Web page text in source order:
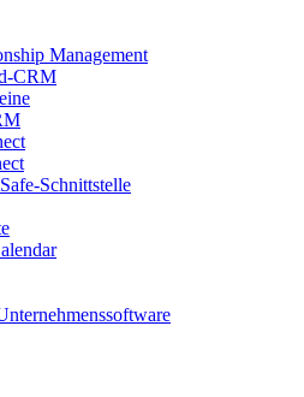
Management
CRM
Schnittstelle